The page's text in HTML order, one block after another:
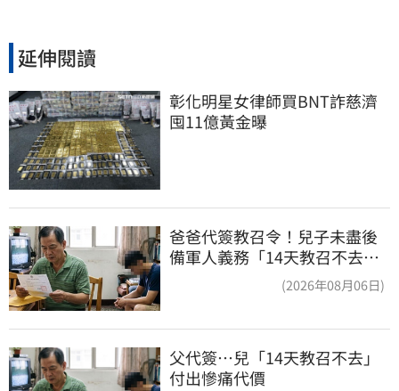
延伸閱讀
彰化明星女律師買BNT詐慈濟
囤11億黃金曝
爸爸代簽教召令！兒子未盡後
備軍人義務「14天教召不去」
(2026年08月06日)
父代簽…兒「14天教召不去」
付出慘痛代價